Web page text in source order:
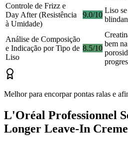
Controle de Frizz e
Day After (Resistência
à Umidade)
9.0/10
Liso
Análise de Composição
e Indicação por Tipo de
Liso
8.5/10
bem
Melhor para encorpar pontas ralas e
L'Oréal Professionnel
Longer Leave-In